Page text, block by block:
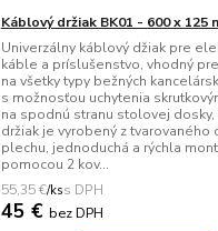
Káblový držiak BK01 - 600 x 125
Univerzálny káblový džiak pre
káble a príslušenstvo, vhodný
na všetky typy bežných
s možnosťou uchytenia
na spodnú stranu stolovej
držiak je vyrobený z tvarovaného
plechu, jednoduchá a rýchla
pomocou 2 kov...
55,35 €/ks
45 € bez DPH